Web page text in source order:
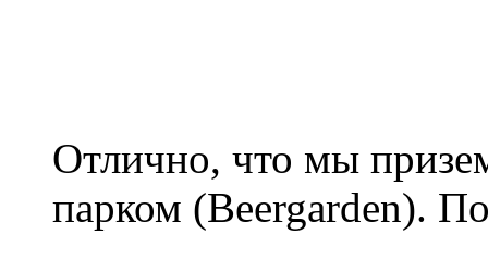
Отлично, что мы
парком (Beergarden).